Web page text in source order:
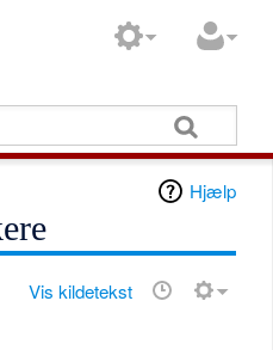
Hjælp
Vis kildetekst